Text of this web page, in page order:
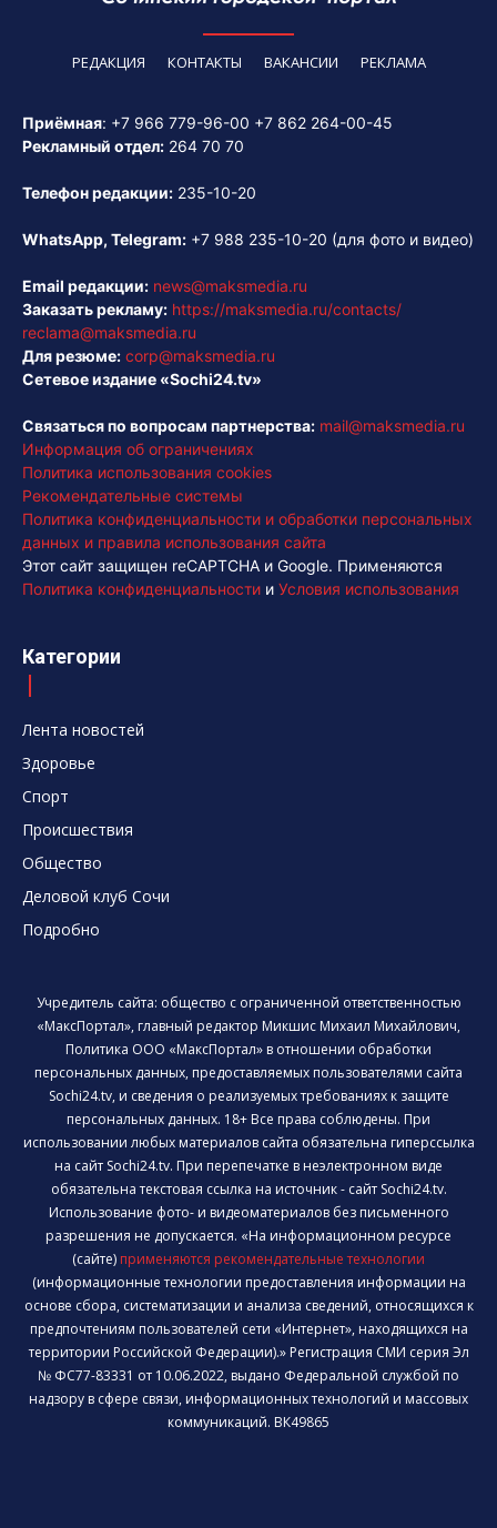
РЕДАКЦИЯ КОНТАКТЫ ВАКАНСИИ РЕКЛАМА
Приёмная: +7 966 779-96-00 +7 862 264-00-45
Рекламный отдел: 264 70 70
Телефон редакции: 235-10-20
WhatsApp, Telegram: +7 988 235-10-20 (для фото и видео)
Email редакции: news@maksmedia.ru
Заказать рекламу: https://maksmedia.ru/contacts/
reclama@maksmedia.ru
Для резюме: corp@maksmedia.ru
Сетевое издание «Sochi24.tv»
Связаться по вопросам партнерства: mail@maksmedia.ru
Информация об ограничениях
Политика использования cookies
Рекомендательные системы
Политика конфиденциальности и обработки персональных
данных и правила использования сайта
Этот сайт защищен reCAPTCHA и Google. Применяются
Политика конфиденциальности и Условия использования
Категории
Лента новостей
Здоровье
Спорт
Происшествия
Общество
Деловой клуб Сочи
Подробно
Учредитель сайта: общество с ограниченной ответственностью
«МаксПортал», главный редактор Микшис Михаил Михайлович,
Политика ООО «МаксПортал» в отношении обработки
персональных данных, предоставляемых пользователями сайта
Sochi24.tv, и сведения о реализуемых требованиях к защите
персональных данных. 18+ Все права соблюдены. При
использовании любых материалов сайта обязательна гиперссылка
на сайт Sochi24.tv. При перепечатке в неэлектронном виде
обязательна текстовая ссылка на источник - сайт Sochi24.tv.
Использование фото- и видеоматериалов без письменного
разрешения не допускается. «На информационном ресурсе
(сайте) применяются рекомендательные технологии
(информационные технологии предоставления информации на
основе сбора, систематизации и анализа сведений, относящихся к
предпочтениям пользователей сети «Интернет», находящихся на
территории Российской Федерации).» Регистрация СМИ серия Эл
№ ФС77-83331 от 10.06.2022, выдано Федеральной службой по
надзору в сфере связи, информационных технологий и массовых
коммуникаций. ВК49865